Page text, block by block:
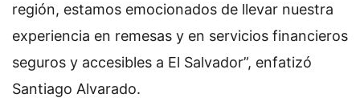
región, estamos emocionados de llevar nuestra
experiencia en remesas y en servicios financieros
seguros y accesibles a El Salvador”, enfatizó
Santiago Alvarado.